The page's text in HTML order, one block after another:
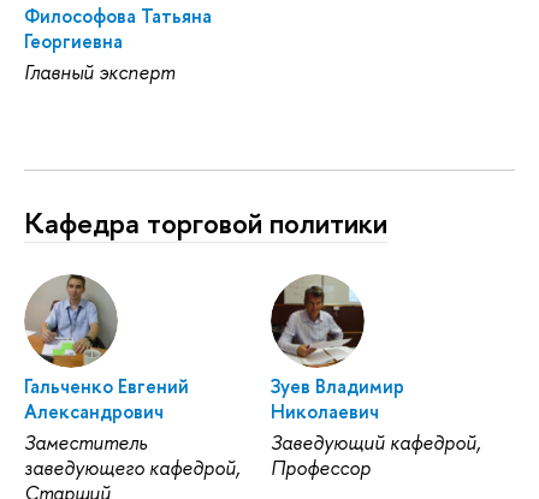
Философова Татьяна
Георгиевна
Главный эксперт
Кафедра торговой политики
Гальченко Евгений
Александрович
Заместитель
заведующего кафедрой,
Старший
Зуев Владимир
Николаевич
Заведующий кафедрой,
Профессор